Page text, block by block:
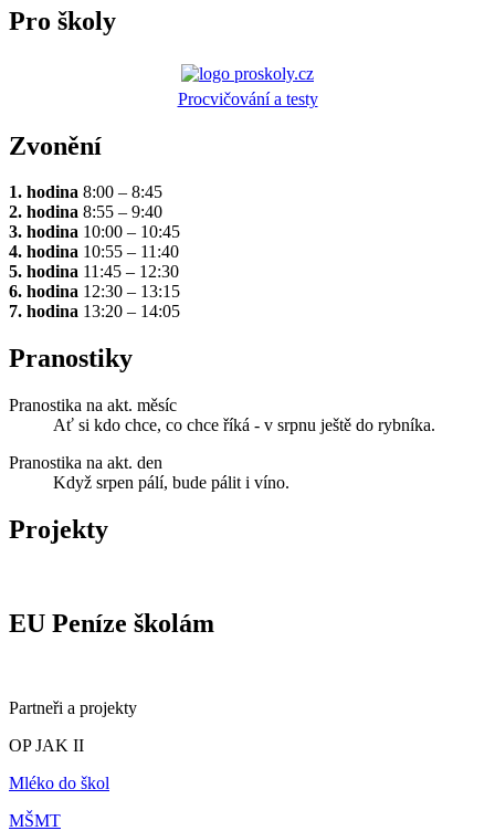
Pro školy
Procvičování a testy
Zvonění
1. hodina 8:00 – 8:45
2. hodina 8:55 – 9:40
3. hodina 10:00 – 10:45
4. hodina 10:55 – 11:40
5. hodina 11:45 – 12:30
6. hodina 12:30 – 13:15
7. hodina 13:20 – 14:05
Pranostiky
Pranostika na akt. měsíc
Ať si kdo chce, co chce říká - v srpnu ještě do rybníka.
Pranostika na akt. den
Když srpen pálí, bude pálit i víno.
Projekty
EU Peníze školám
Partneři a projekty
OP JAK II
Mléko do škol
MŠMT